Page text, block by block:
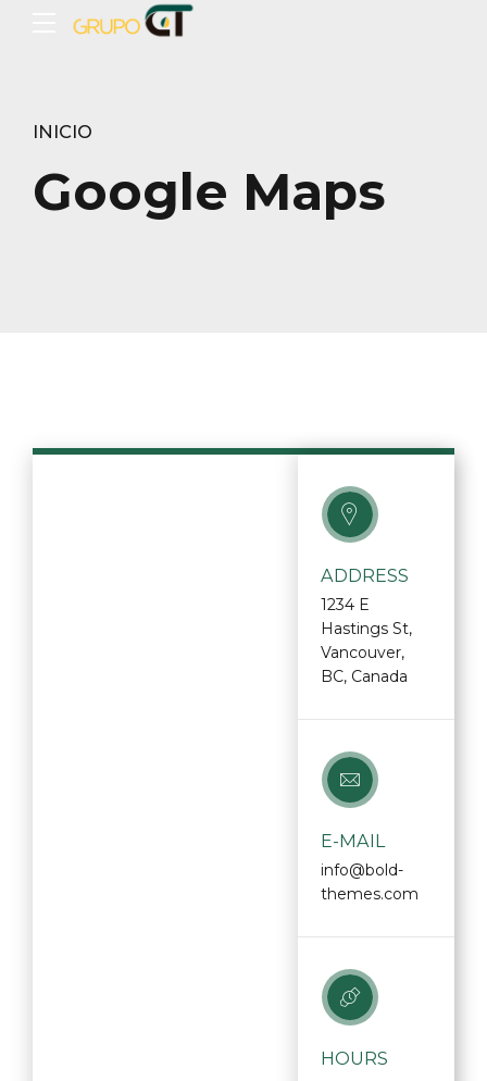
INICIO
Google Maps
ADDRESS
1234 E
Hastings St,
Vancouver,
BC, Canada
E-MAIL
info@bold-
themes.com
HOURS